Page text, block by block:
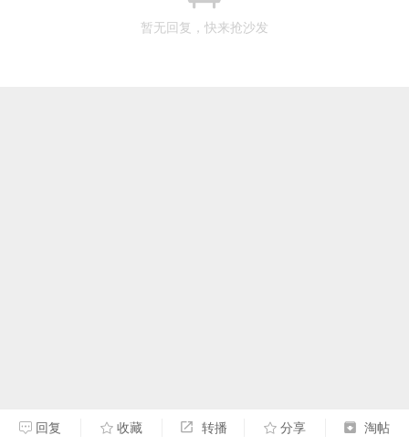
暂无回复，快来抢沙发
回复 收藏 转播 分享 淘帖